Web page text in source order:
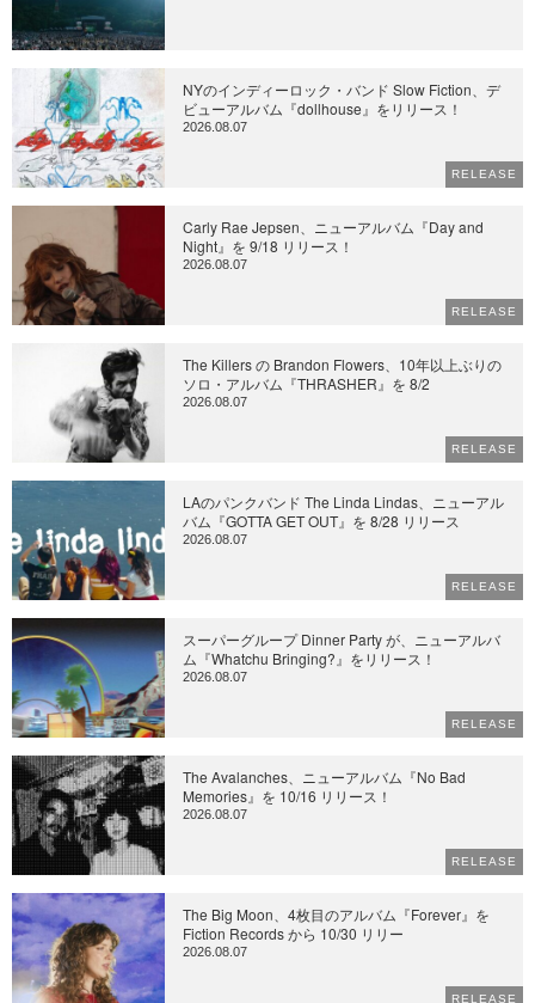
NYのインディーロック・バンド Slow Fiction、デ
ビューアルバム『dollhouse』をリリース！
2026.08.07
RELEASE
Carly Rae Jepsen、ニューアルバム『Day and
Night』を 9/18 リリース！
2026.08.07
RELEASE
The Killers の Brandon Flowers、10年以上ぶりの
ソロ・アルバム『THRASHER』を 8/2
2026.08.07
RELEASE
LAのパンクバンド The Linda Lindas、ニューアル
バム『GOTTA GET OUT』を 8/28 リリース
2026.08.07
RELEASE
スーパーグループ Dinner Party が、ニューアルバ
ム『Whatchu Bringing?』をリリース！
2026.08.07
RELEASE
The Avalanches、ニューアルバム『No Bad
Memories』を 10/16 リリース！
2026.08.07
RELEASE
The Big Moon、4枚目のアルバム『Forever』を
Fiction Records から 10/30 リリー
2026.08.07
RELEASE